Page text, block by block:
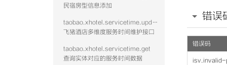
民宿房型信息添加
taobao.xhotel.servicetime.update
飞猪酒店多维度服务时间维护接口
taobao.xhotel.servicetime.get
查询实体对应的服务时间数据
错误
错误码
isv.invalid-